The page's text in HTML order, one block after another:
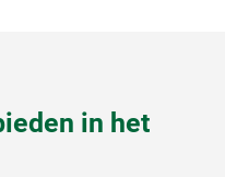
in het